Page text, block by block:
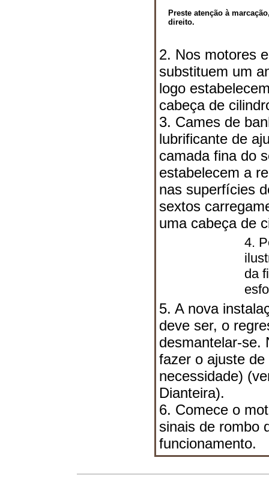
Preste atenção à
direito.
2. Nos motores
substituem um
logo
cabeça de
3. Cames de
lubrificante de
camada fina do
estabelecem a
nas superfícies
sextos
uma cabeça de
4.
da
5. A nova
deve ser, o
desmantelar-se.
fazer o ajuste
necessidade)
Dianteira).
6. Comece o
sinais de rombo
funcionamento.